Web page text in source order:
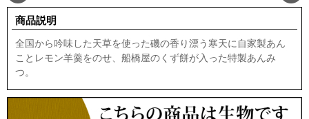
商品説明
全国から吟味した天草を使った磯の香り漂う寒天に自家製あん
ことレモン羊羹をのせ、船橋屋のくず餅が入った特製あんみ
つ。